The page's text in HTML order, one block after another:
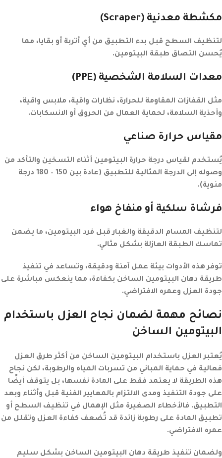
مكشطة معدنية (Scraper)
لتنظيف السطح قبل بدء التطبيق من أي أتربة أو بقايا، مما
يُحسن التصاق طبقة البيتومين.
معدات السلامة الشخصية (PPE)
مثل القفازات المقاومة للحرارة، نظارات واقية، ملابس واقية،
وأحذية السلامة، لحماية العمال من الحروق أو الانسكابات.
مقياس حرارة صناعي
يُستخدم لقياس درجة حرارة البيتومين أثناء التسخين والتأكد من
وصوله إلى الدرجة المثالية للتطبيق (عادة بين 150 – 180 درجة
مئوية).
فرشاة سلكية أو منفاخ هواء
لتنظيف المسام الدقيقة والغبار قبل فرد البيتومين، ما يضمن
تماسك الطبقة العازلة بشكل مثالي.
توفر هذه الأدوات بيئة عمل آمنة ودقيقة، وتساعد في تنفيذ
طريقة دهان البيتومين الساخن بكفاءة، مما ينعكس مباشرة على
جودة العزل وعمره الافتراضي.
نصائح مهمة لضمان نجاح العزل باستخدام
البيتومين الساخن
يُعتبر العزل باستخدام البيتومين الساخن من أكثر طرق العزل
فعالية في حماية المباني من تسربات المياه والرطوبة، لكن نجاح
هذه الطريقة لا يعتمد فقط على المادة نفسها، بل يتوقف أيضًا
على جودة التنفيذ ومدى الالتزام بالمعايير الفنية قبل وأثناء وبعد
التطبيق. فالأخطاء الصغيرة مثل الإهمال في تنظيف السطح أو
تطبيق المادة على رطوبة زائدة قد تُضعف كفاءة العزل وتقلل من
عمره الافتراضي.
ولضمان تنفيذ طريقة دهان البيتومين الساخن بشكل سليم